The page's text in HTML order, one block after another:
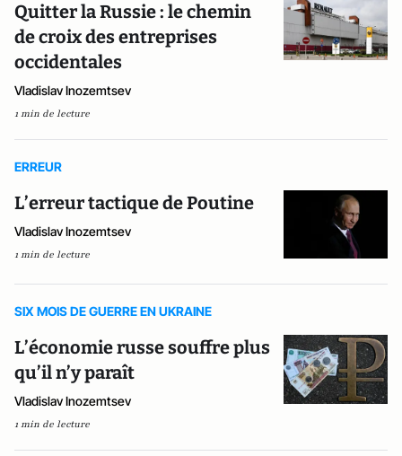
Quitter la Russie : le chemin
de croix des entreprises
occidentales
Vladislav Inozemtsev
1 min de lecture
ERREUR
L’erreur tactique de Poutine
Vladislav Inozemtsev
1 min de lecture
SIX MOIS DE GUERRE EN UKRAINE
L’économie russe souffre plus
qu’il n’y paraît
Vladislav Inozemtsev
1 min de lecture